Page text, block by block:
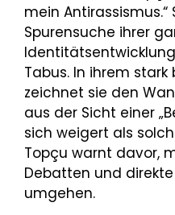
mein
Spurensuche ihrer
Tabus. In ihrem
zeichnet sie den
aus der Sicht einer
sich weigert als
Topçu warnt davor,
Debatten und
umgehen.